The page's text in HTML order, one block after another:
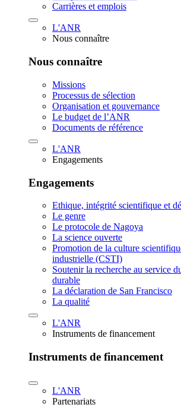
Carrières et emplois
L'ANR
Nous connaître
Nous connaître
Missions
Processus de sélection
Organisation et gouvernance
Le budget de l’ANR
Documents de référence
L'ANR
Engagements
Engagements
Ethique, intégrité scientifique et
Le genre
Le protocole de Nagoya
La science ouverte
Promotion de la culture
industrielle (CSTI)
Soutenir la recherche au service
durable
La déclaration de San Francisco
La qualité
L'ANR
Instruments de financement
Instruments de financement
L'ANR
Partenariats